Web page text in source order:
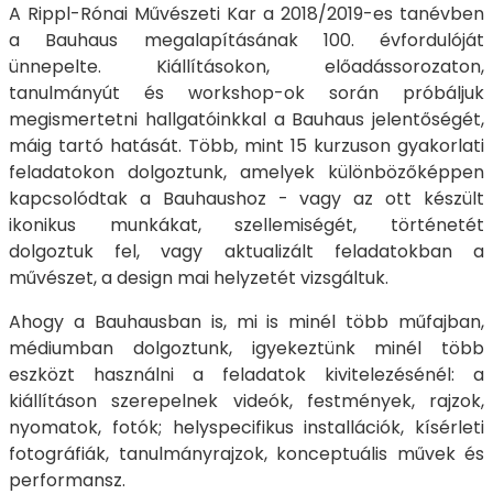
A Rippl-Rónai Művészeti Kar a 2018/2019-es tanévben
a Bauhaus megalapításának 100. évfordulóját
ünnepelte. Kiállításokon, előadássorozaton,
tanulmányút és workshop-ok során próbáljuk
megismertetni hallgatóinkkal a Bauhaus jelentőségét,
máig tartó hatását. Több, mint 15 kurzuson gyakorlati
feladatokon dolgoztunk, amelyek különbözőképpen
kapcsolódtak a Bauhaushoz - vagy az ott készült
ikonikus munkákat, szellemiségét, történetét
dolgoztuk fel, vagy aktualizált feladatokban a
művészet, a design mai helyzetét vizsgáltuk.
Ahogy a Bauhausban is, mi is minél több műfajban,
médiumban dolgoztunk, igyekeztünk minél több
eszközt használni a feladatok kivitelezésénél: a
kiállításon szerepelnek videók, festmények, rajzok,
nyomatok, fotók; helyspecifikus installációk, kísérleti
fotográfiák, tanulmányrajzok, konceptuális művek és
performansz.